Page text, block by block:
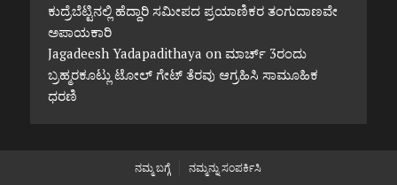
ಕುದ್ರೆಬೆಟ್ಟಿನಲ್ಲಿ ಹೆದ್ದಾರಿ ಸಮೀಪದ ಪ್ರಯಾಣಿಕರ ತಂಗುದಾಣವೇ
ಅಪಾಯಕಾರಿ
Jagadeesh Yadapadithaya on ಮಾರ್ಚ್ 3ರಂದು
ಬ್ರಹ್ಮರಕೂಟ್ಲು ಟೋಲ್ ಗೇಟ್ ತೆರವು ಆಗ್ರಹಿಸಿ ಸಾಮೂಹಿಕ
ಧರಣಿ
ನಮ್ಮ ಬಗ್ಗೆ ನಮ್ಮನ್ನು ಸಂಪರ್ಕಿಸಿ